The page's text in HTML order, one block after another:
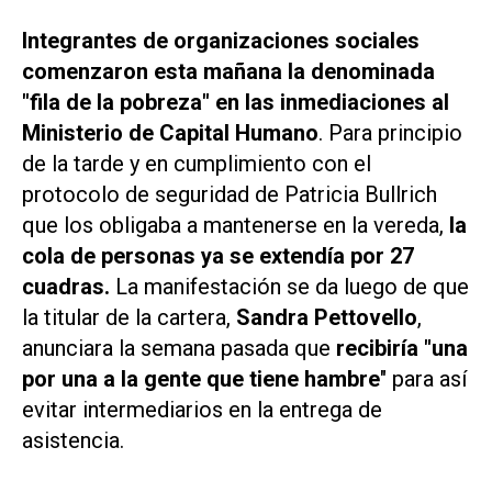
Integrantes de organizaciones sociales
comenzaron esta mañana la denominada
"fila de la pobreza" en las inmediaciones al
Ministerio de Capital Humano. Para principio
de la tarde y en cumplimiento con el
protocolo de seguridad de Patricia Bullrich
que los obligaba a mantenerse en la vereda, la
cola de personas ya se extendía por 27
cuadras. La manifestación se da luego de que
la titular de la cartera, Sandra Pettovello,
anunciara la semana pasada que recibiría "una
por una a la gente que tiene hambre" para así
evitar intermediarios en la entrega de
asistencia.